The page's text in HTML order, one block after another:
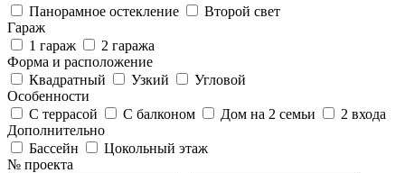
Панорамное остекление
Второй свет
Гараж
1 гараж
2 гаража
Форма и расположение
Квадратный
Узкий
Угловой
Особенности
С террасой
С балконом Дом на 2 семьи
2 входа
Дополнительно
Бассейн
Цокольный этаж
№ проекта